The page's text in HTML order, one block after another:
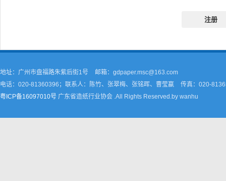
注册
地址：广州市盘福路朱紫后街1号
邮箱：gdpaper.msc@163.com
电话：020-81360396；联系人：陈竹、张翠梅、张铭晖、曹莹嬴
传真：020-
粤ICP备16097010号 广东省造纸行业协会 .All Rights Reserved.by wanhu